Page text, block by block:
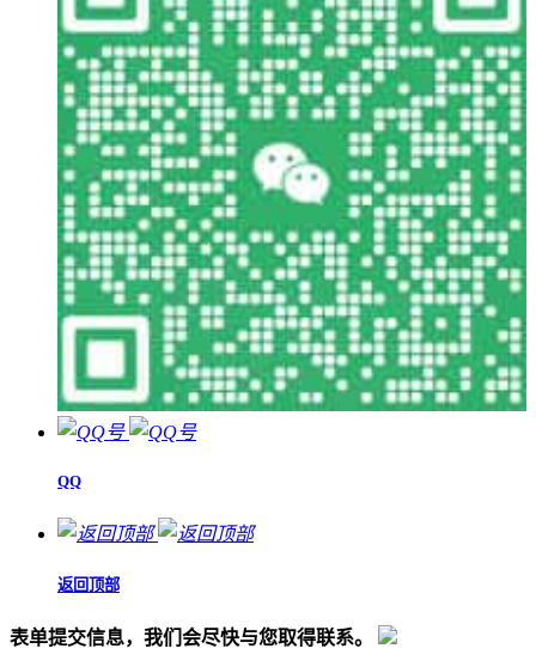
QQ
返回顶部
表单提交信息，我们会尽快与您取得联系。